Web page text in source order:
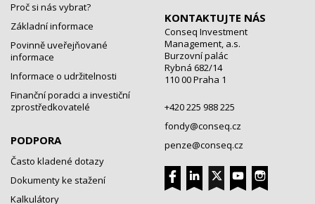
Proč si nás vybrat?
Základní informace
Povinně uveřejňované
informace
Informace o udržitelnosti
Finanční poradci a investiční
zprostředkovatelé
PODPORA
Často kladené dotazy
Dokumenty ke stažení
Kalkulátory
KONTAKTUJTE NÁS
Conseq Investment
Management, a.s.
Burzovní palác
Rybná 682/14
110 00 Praha 1
+420 225 988 225
fondy@conseq.cz
penze@conseq.cz